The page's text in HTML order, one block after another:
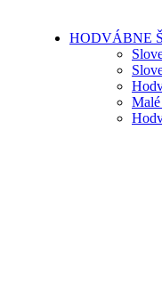
HODVÁBNE